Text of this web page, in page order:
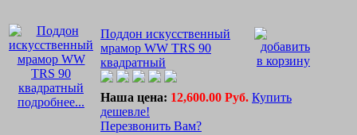
подробнее...
Поддон искусственный
мрамор WW TRS 90
квадратный
Наша цена: 12,600.00 Руб. Купить
дешевле!
Перезвонить Вам?